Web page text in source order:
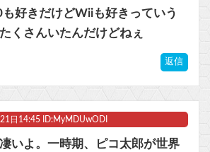
も好きだけどWiiも好きっていう
くさんいたんだけどねぇ
返信
日14:45 ID:MyMDUwODI
いよ。一時期、ピコ太郎が世界